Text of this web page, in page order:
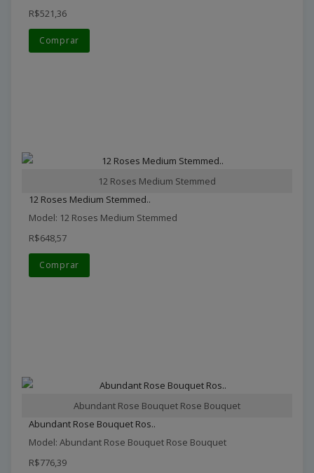
R$521,36
Comprar
12 Roses Medium Stemmed
12 Roses Medium Stemmed..
Model: 12 Roses Medium Stemmed
R$648,57
Comprar
Abundant Rose Bouquet Rose Bouquet
Abundant Rose Bouquet Ros..
Model: Abundant Rose Bouquet Rose Bouquet
R$776,39